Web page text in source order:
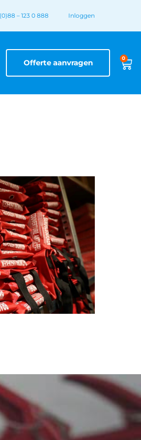
(0)88 – 123 0 888 Inloggen
Offerte aanvragen 0